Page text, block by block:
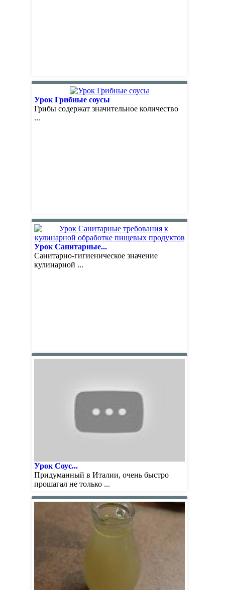
Урок Грибные соусы
Грибы содержат значительное количество
...
Урок Санитарные...
Санитарно-гигиеническое значение
кулинарной ...
Урок Соус...
Придуманный в Италии, очень быстро
прошагал не только ...